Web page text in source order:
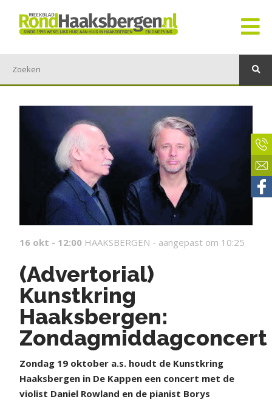
16 okt - 12:00 HAAKSBERGEN - aangepast om 10:25
(Advertorial)
Kunstkring
Haaksbergen:
Zondagmiddagconcert
Zondag 19 oktober a.s. houdt de Kunstkring
Haaksbergen in De Kappen een concert met de
violist Daniel Rowland en de pianist Borys